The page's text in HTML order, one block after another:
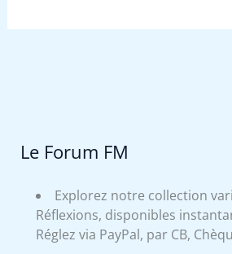
Le Forum FM
Explorez notre collection
Réflexions, disponibles
Réglez via PayPal, par CB,